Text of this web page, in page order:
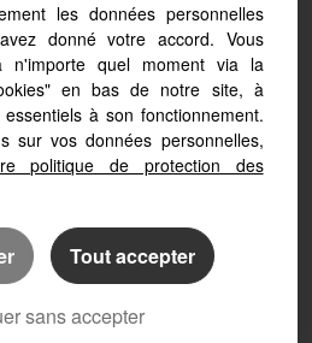
Logiciel immobilier
Référencement immobilier
les données personnelles
donné votre accord. Vous
n'importe quel moment via la
en bas de notre site, à
à son fonctionnement.
sur vos données personnelles,
politique de protection des
Tout accepter
sans accepter